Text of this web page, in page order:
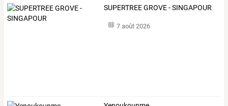
SUPERTREE GROVE - SINGAPOUR
7 août 2026